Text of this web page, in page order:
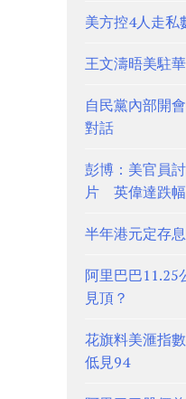
美方控4人走私
王文濤晤美駐
自民黨內部開
對話
彭博：美官員
片 英偉達跌
半年港元定存
阿里巴巴
見頂？
花旗料美滙指
低見94